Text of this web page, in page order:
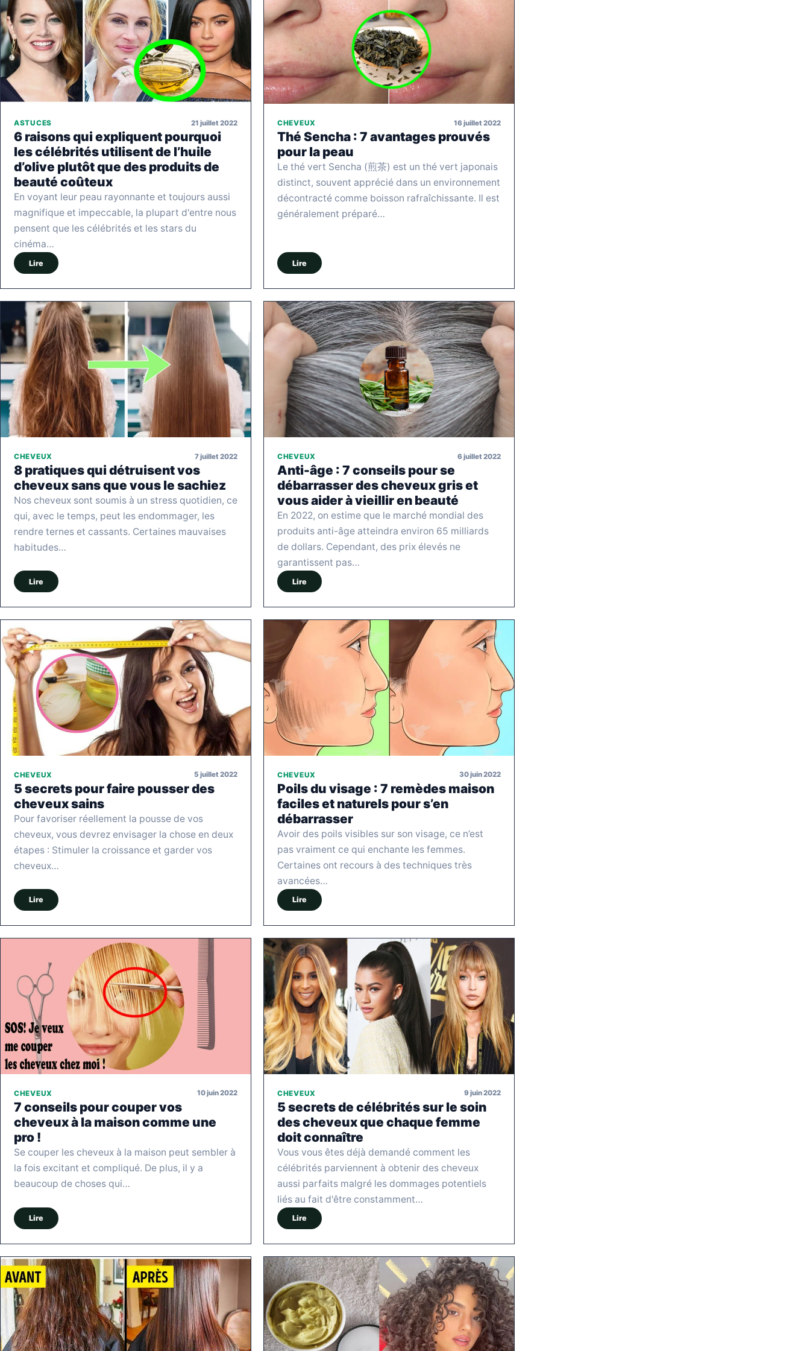
ASTUCES 21 juillet 2022
6 raisons qui expliquent pourquoi
les célébrités utilisent de l’huile
d’olive plutôt que des produits de
beauté coûteux
En voyant leur peau rayonnante et toujours aussi
magnifique et impeccable, la plupart d'entre nous
pensent que les célébrités et les stars du
cinéma…
Lire
CHEVEUX 16 juillet 2022
Thé Sencha : 7 avantages prouvés
pour la peau
Le thé vert Sencha (煎茶) est un thé vert japonais
distinct, souvent apprécié dans un environnement
décontracté comme boisson rafraîchissante. Il est
généralement préparé…
Lire
CHEVEUX 7 juillet 2022
8 pratiques qui détruisent vos
cheveux sans que vous le sachiez
Nos cheveux sont soumis à un stress quotidien, ce
qui, avec le temps, peut les endommager, les
rendre ternes et cassants. Certaines mauvaises
habitudes…
Lire
CHEVEUX 6 juillet 2022
Anti-âge : 7 conseils pour se
débarrasser des cheveux gris et
vous aider à vieillir en beauté
En 2022, on estime que le marché mondial des
produits anti-âge atteindra environ 65 milliards
de dollars. Cependant, des prix élevés ne
garantissent pas…
Lire
CHEVEUX 5 juillet 2022
5 secrets pour faire pousser des
cheveux sains
Pour favoriser réellement la pousse de vos
cheveux, vous devrez envisager la chose en deux
étapes : Stimuler la croissance et garder vos
cheveux…
Lire
CHEVEUX 30 juin 2022
Poils du visage : 7 remèdes maison
faciles et naturels pour s’en
débarrasser
Avoir des poils visibles sur son visage, ce n’est
pas vraiment ce qui enchante les femmes.
Certaines ont recours à des techniques très
avancées…
Lire
CHEVEUX 10 juin 2022
7 conseils pour couper vos
cheveux à la maison comme une
pro !
Se couper les cheveux à la maison peut sembler à
la fois excitant et compliqué. De plus, il y a
beaucoup de choses qui…
Lire
CHEVEUX 9 juin 2022
5 secrets de célébrités sur le soin
des cheveux que chaque femme
doit connaître
Vous vous êtes déjà demandé comment les
célébrités parviennent à obtenir des cheveux
aussi parfaits malgré les dommages potentiels
liés au fait d'être constamment…
Lire